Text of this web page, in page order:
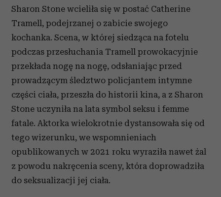
Sharon Stone wcieliła się w postać Catherine
Tramell, podejrzanej o zabicie swojego
kochanka. Scena, w której siedząca na fotelu
podczas przesłuchania Tramell prowokacyjnie
przekłada nogę na nogę, odsłaniając przed
prowadzącym śledztwo policjantem intymne
części ciała, przeszła do historii kina, a z Sharon
Stone uczyniła na lata symbol seksu i femme
fatale. Aktorka wielokrotnie dystansowała się od
tego wizerunku, we wspomnieniach
opublikowanych w 2021 roku wyraziła nawet żal
z powodu nakręcenia sceny, która doprowadziła
do seksualizacji jej ciała.